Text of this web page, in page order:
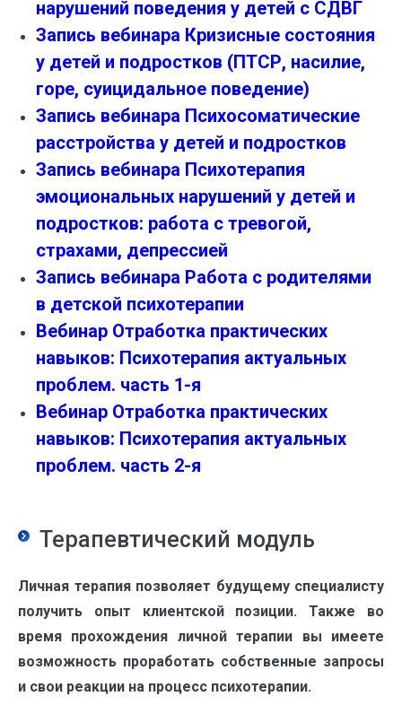
нарушений поведения у детей с СДВГ
Запись вебинара Кризисные состояния
у детей и подростков (ПТСР, насилие,
горе, суицидальное поведение)
Запись вебинара Психосоматические
расстройства у детей и подростков
Запись вебинара Психотерапия
эмоциональных нарушений у детей и
подростков: работа с тревогой,
страхами, депрессией
Запись вебинара Работа с родителями
в детской психотерапии
Вебинар Отработка практических
навыков: Психотерапия актуальных
проблем. часть 1-я
Вебинар Отработка практических
навыков: Психотерапия актуальных
проблем. часть 2-я
Терапевтический модуль
Личная терапия позволяет будущему специалисту
получить опыт клиентской позиции. Также во
время прохождения личной терапии вы имеете
возможность проработать собственные запросы
и свои реакции на процесс психотерапии.